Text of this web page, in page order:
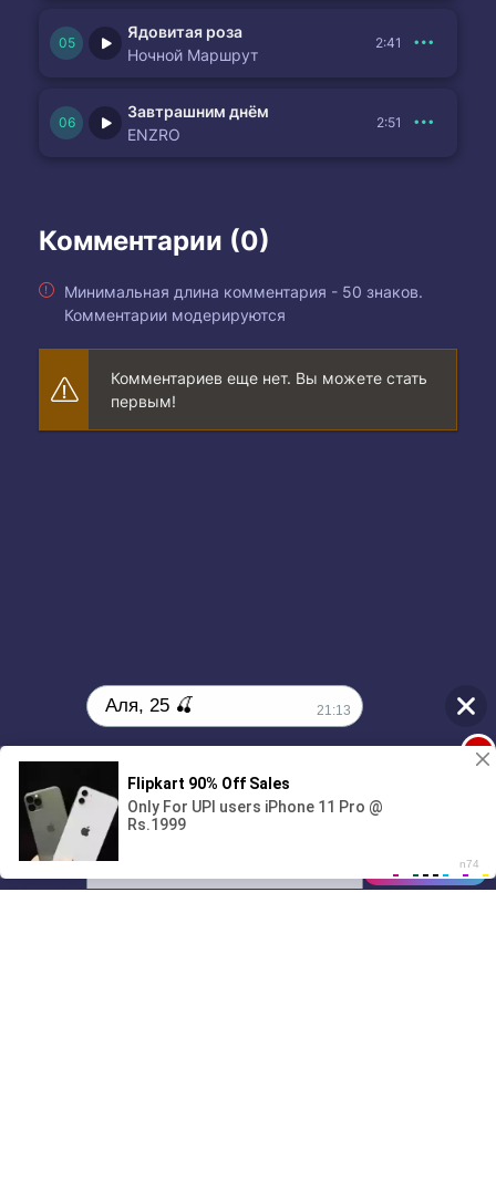
Ядовитая роза
Ночной Маршрут
2:41
Завтрашним днём
ENZRO
2:51
Комментарии (0)
Минимальная длина комментария - 50 знаков.
Комментарии модерируются
Комментариев еще нет. Вы можете стать
первым!
01/07
00:00
Аля, 25 🍒 21:13
Ищу партнёра на ночь🔥
1